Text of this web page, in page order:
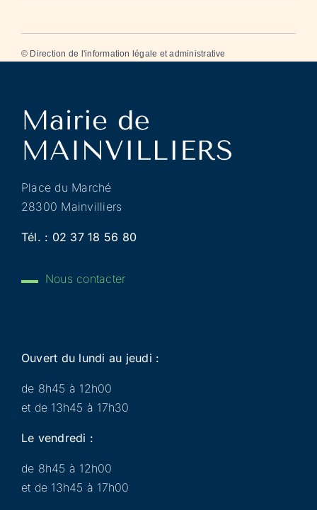
© Direction de l'information légale et administrative
Place du Marché
28300 Mainvilliers
Tél. : 02 37 18 56 80
Nous contacter
Ouvert du lundi au jeudi :
de 8h45 à 12h00
et de 13h45 à 17h30
Le vendredi :
de 8h45 à 12h00
et de 13h45 à 17h00